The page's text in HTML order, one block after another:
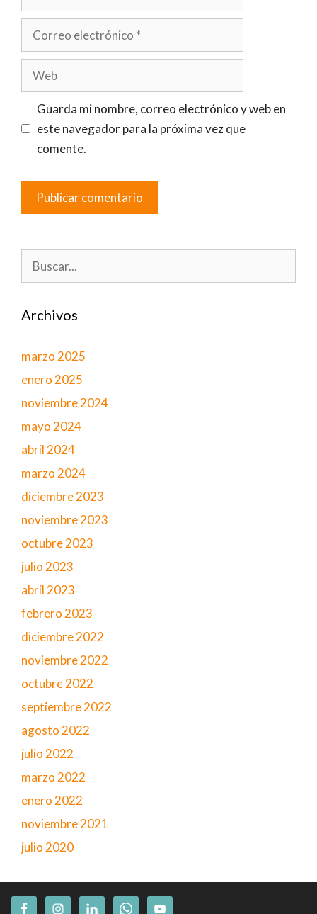
Correo
Web
Guarda mi nombre, correo electrónico y web en
este navegador para la próxima vez que
comente.
Buscar:
Archivos
marzo 2025
enero 2025
noviembre 2024
mayo 2024
abril 2024
marzo 2024
diciembre 2023
noviembre 2023
octubre 2023
julio 2023
abril 2023
febrero 2023
diciembre 2022
noviembre 2022
octubre 2022
septiembre 2022
agosto 2022
julio 2022
marzo 2022
enero 2022
noviembre 2021
julio 2020